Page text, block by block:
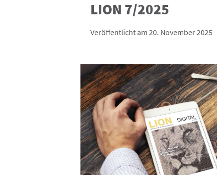
LION 7/2025
Veröffentlicht am 20. November 2025